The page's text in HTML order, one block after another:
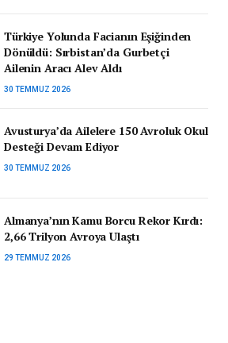
Türkiye Yolunda Facianın Eşiğinden
Dönüldü: Sırbistan’da Gurbetçi
Ailenin Aracı Alev Aldı
30 TEMMUZ 2026
Avusturya’da Ailelere 150 Avroluk Okul
Desteği Devam Ediyor
30 TEMMUZ 2026
Almanya’nın Kamu Borcu Rekor Kırdı:
2,66 Trilyon Avroya Ulaştı
29 TEMMUZ 2026